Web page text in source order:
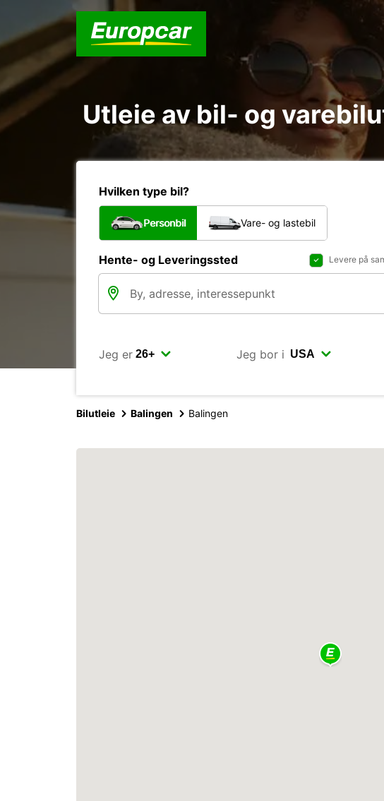
Utleie av bil- og
Hvilken type bil?
Personbil Vare- og lastebil
Hente- og Leveringssted Levere på
Jeg er Jeg bor i
Bilutleie Balingen Balingen